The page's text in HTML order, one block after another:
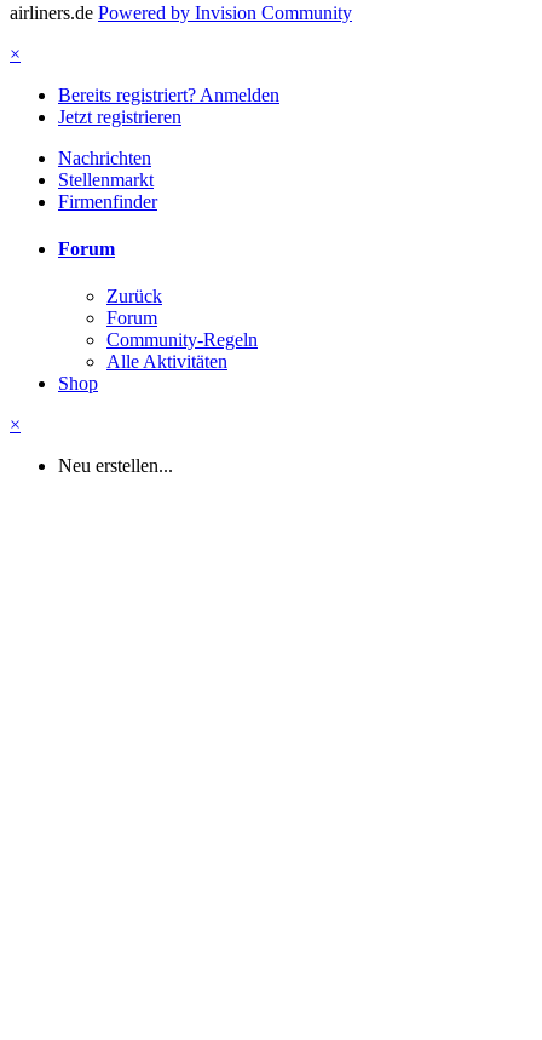
airliners.de Powered by Invision Community
×
Bereits registriert? Anmelden
Jetzt registrieren
Nachrichten
Stellenmarkt
Firmenfinder
Forum
Zurück
Forum
Community-Regeln
Alle Aktivitäten
Shop
×
Neu erstellen...